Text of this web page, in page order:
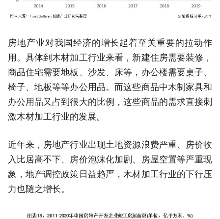
房地产业对我国经济的增长起着至关重要的拉动作
用。具体到木材加工行业来看，新建住房需要装修，
商品住宅需要地板、沙发、床等，办公楼需要桌子、
椅子、地板等等办公用品。而这些商品中木制家具和
办公用品又占到很大的比例，这些商品的需求直接刺
激木材加工行业的发展。
近年来，房地产行业出现土地资源浪费严重、房价收
入比居高不下、房价泡沫化加剧、房屋空置等严重现
象，地产调控政策日益趋严，木材加工行业的下行压
力也随之增长。